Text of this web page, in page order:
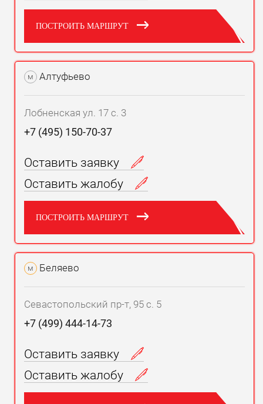
ПОСТРОИТЬ МАРШРУТ
м Алтуфьево
Лобненская ул. 17 с. 3
+7 (495) 150-70-37
Оставить заявку
Оставить жалобу
ПОСТРОИТЬ МАРШРУТ
м Беляево
Севастопольский пр-т, 95 с. 5
+7 (499) 444-14-73
Оставить заявку
Оставить жалобу